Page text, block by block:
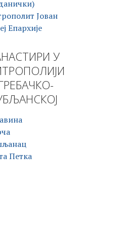
Јован
Епархије
У
Петка